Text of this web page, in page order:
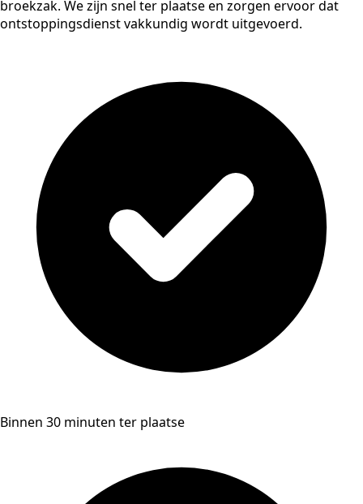
broekzak. We zijn snel ter plaatse en zorgen ervoor dat
ontstoppingsdienst vakkundig wordt uitgevoerd.
Binnen 30 minuten ter plaatse